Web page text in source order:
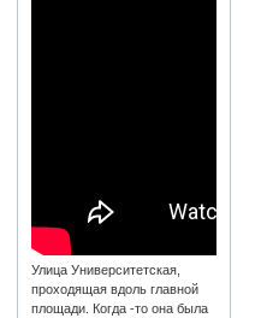
Улица Университетская,
проходящая вдоль главной
площади. Когда -то она была